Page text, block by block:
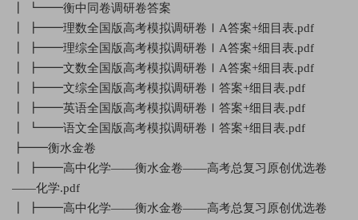
┃ ┗━━衡中同卷调研卷答案
┃ ┣━━理数全国版高考模拟调研卷ⅠA答案+细目表.pdf
┃ ┣━━理综全国版高考模拟调研卷ⅠA答案+细目表.pdf
┃ ┣━━文数全国版高考模拟调研卷ⅠA答案+细目表.pdf
┃ ┣━━文综全国版高考模拟调研卷Ⅰ答案+细目表.pdf
┃ ┣━━英语全国版高考模拟调研卷Ⅰ答案+细目表.pdf
┃ ┗━━语文全国版高考模拟调研卷Ⅰ答案+细目表.pdf
┣━━衡水金卷
┃ ┣━━高中化学——衡水金卷——高考总复习原创优选卷
——化学.pdf
┃ ┣━━高中化学——衡水金卷——高考总复习原创优选卷